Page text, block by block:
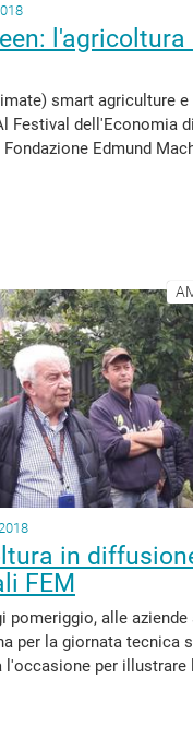
smart agriculture
Festival dell'Economia
Edmund
in
FEM
pomeriggio, alle
per la giornata tecnica
l'occasione per